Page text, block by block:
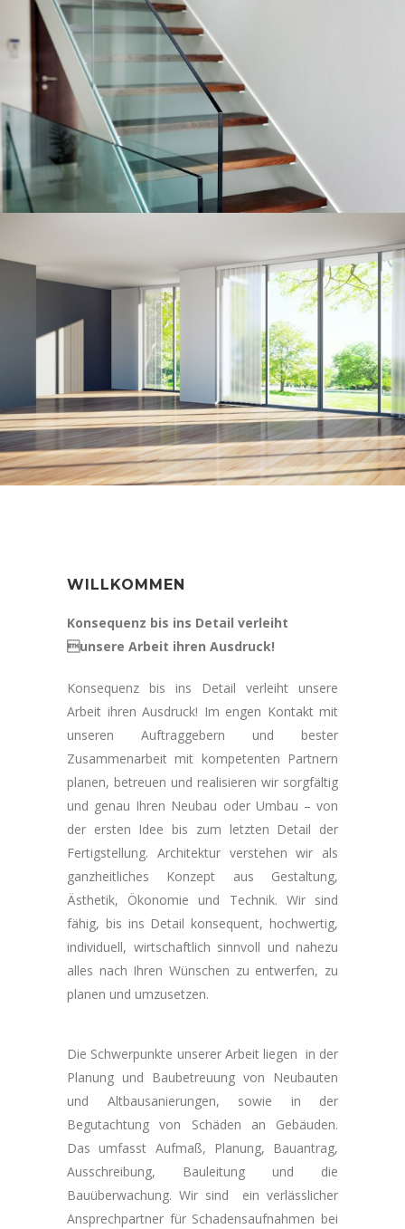
Treppen
WILLKOMMEN
Konsequenz bis ins Detail verleiht
unsere Arbeit ihren Ausdruck!
Konsequenz bis ins Detail verleiht unsere
Arbeit ihren Ausdruck! Im engen Kontakt mit
unseren Auftraggebern und bester
Zusammenarbeit mit kompetenten Partnern
planen, betreuen und realisieren wir sorgfältig
und genau Ihren Neubau oder Umbau – von
der ersten Idee bis zum letzten Detail der
Fertigstellung. Architektur verstehen wir als
ganzheitliches Konzept aus Gestaltung,
Ästhetik, Ökonomie und Technik. Wir sind
fähig, bis ins Detail konsequent, hochwertig,
individuell, wirtschaftlich sinnvoll und nahezu
alles nach Ihren Wünschen zu entwerfen, zu
planen und umzusetzen.
Die Schwerpunkte unserer Arbeit liegen in der
Planung und Baubetreuung von Neubauten
und Altbausanierungen, sowie in der
Begutachtung von Schäden an Gebäuden.
Das umfasst Aufmaß, Planung, Bauantrag,
Ausschreibung, Bauleitung und die
Bauüberwachung. Wir sind ein verlässlicher
Ansprechpartner für Schadensaufnahmen bei